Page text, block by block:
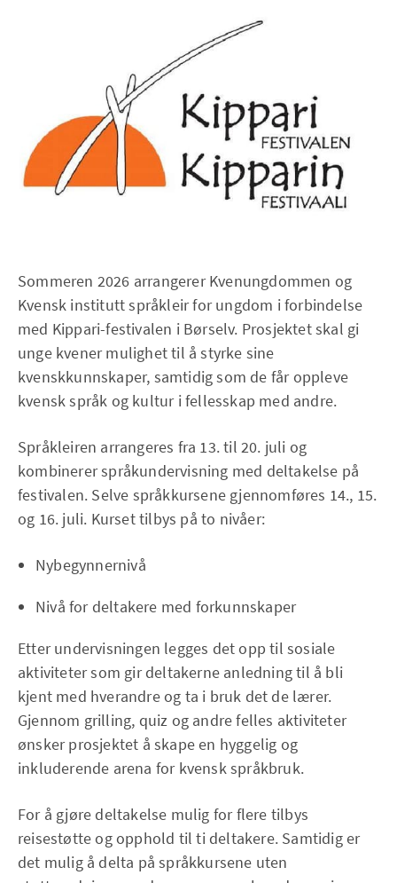
Sommeren 2026 arrangerer Kvenungdommen og
Kvensk institutt språkleir for ungdom i forbindelse
med Kippari-festivalen i Børselv. Prosjektet skal gi
unge kvener mulighet til å styrke sine
kvenskkunnskaper, samtidig som de får oppleve
kvensk språk og kultur i fellesskap med andre.
Språkleiren arrangeres fra 13. til 20. juli og
kombinerer språkundervisning med deltakelse på
festivalen. Selve språkkursene gjennomføres 14., 15.
og 16. juli. Kurset tilbys på to nivåer:
Nybegynnernivå
Nivå for deltakere med forkunnskaper
Etter undervisningen legges det opp til sosiale
aktiviteter som gir deltakerne anledning til å bli
kjent med hverandre og ta i bruk det de lærer.
Gjennom grilling, quiz og andre felles aktiviteter
ønsker prosjektet å skape en hyggelig og
inkluderende arena for kvensk språkbruk.
For å gjøre deltakelse mulig for flere tilbys
reisestøtte og opphold til ti deltakere. Samtidig er
det mulig å delta på språkkursene uten